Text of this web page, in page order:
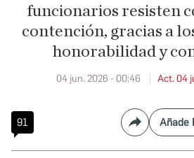
funcionarios resisten
contención, gracias a
honorabilidad y
04 jun. 2026 - 00:46 Act. 04
91 Compartir
Añade